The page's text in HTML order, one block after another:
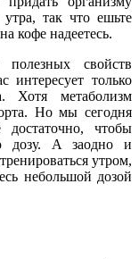
так что ешьте
кофе надеетесь.
свойств
интересует только
Хотя метаболизм
Но мы сегодня
чтобы
дозу. А заодно и
утром,
небольшой дозой